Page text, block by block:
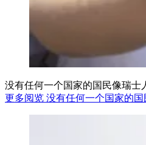
没有任何一个国家的国民像瑞士
更多阅览 没有任何一个国家的